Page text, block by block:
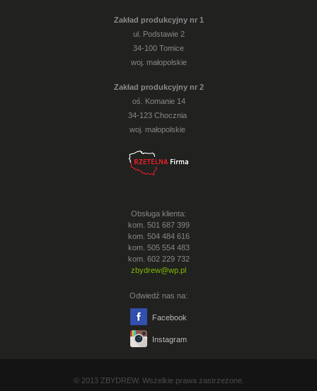
Zakład produkcyjny nr 1
ul. Podstawie 2
34-100 Tomice
woj. małopolskie
Zakład produkcyjny nr 2
oś. Komanie 14
34-123 Chocznia
woj. małopolskie
Obsługa klienta:
kom. 501 687 399
kom. 504 484 616
kom. 505 554 483
kom. 602 229 732
zbydrew@wp.pl
Odwiedź nas na:
Facebook
Instagram
© 2013 ZBYDREW. Wszelkie prawa zastrzeżone.